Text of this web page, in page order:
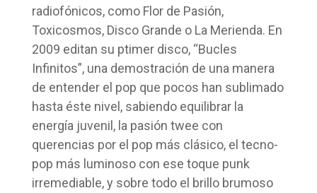
radiofónicos, como Flor de Pasión,
Toxicosmos, Disco Grande o La Merienda. En
2009 editan su ptimer disco, “Bucles
Infinitos”, una demostración de una manera
de entender el pop que pocos han sublimado
hasta éste nivel, sabiendo equilibrar la
energía juvenil, la pasión twee con
querencias por el pop más clásico, el tecno-
pop más luminoso con ese toque punk
irremediable, y sobre todo el brillo brumoso